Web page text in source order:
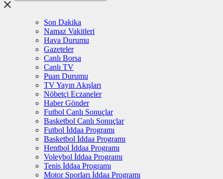
Son Dakika
Namaz Vakitleri
Hava Durumu
Gazeteler
Canlı Borsa
Canlı TV
Puan Durumu
TV Yayın Akışları
Nöbetçi Eczaneler
Haber Gönder
Futbol Canlı Sonuçlar
Basketbol Canlı Sonuçlar
Futbol İddaa Programı
Basketbol İddaa Programı
Hentbol İddaa Programı
Voleybol İddaa Programı
Tenis İddaa Programı
Motor Sporları İddaa Programı